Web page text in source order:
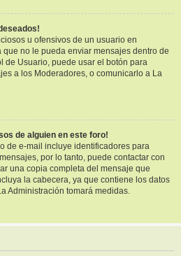
u ofensivos de un usuario en
no le pueda enviar mensajes dentro de
de Usuario, puede usar el botón para
a los Moderadores, o comunicarlo a La
de alguien en este foro!
de e-mail incluye identificadores para
por lo tanto, puede contactar con
una copia completa del mensaje que
la cabecera, ya que contiene los datos
Administración tomará medidas.